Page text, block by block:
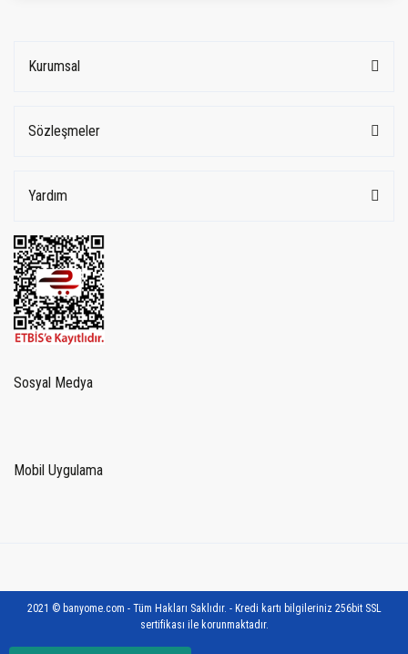
Kurumsal
Sözleşmeler
Yardım
Sosyal Medya
Mobil Uygulama
2021 © banyome.com - Tüm Hakları Saklıdır. - Kredi kartı bilgileriniz 256bit SSL
sertifikası ile korunmaktadır.